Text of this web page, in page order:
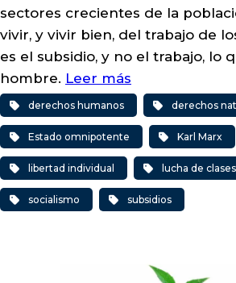
sectores crecientes de la
vivir, y vivir bien, del trabajo de
es el subsidio, y no el trabajo, lo
hombre. Leer más
derechos humanos derechos
Estado omnipotente Karl Marx
libertad individual lucha de clases
socialismo subsidios